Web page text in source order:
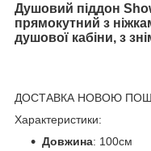
Душовий піддон
прямокутний з
душової кабіни, з
ДОСТАВКА НОВОЮ
Характеристики:
Довжина: 100см